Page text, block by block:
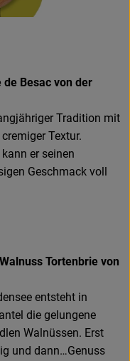
de Besac von der
Tradition mit
Textur.
er seinen
Geschmack voll
Tortenbrie von
entsteht in
die gelungene
Walnüssen. Erst
und dann…Genuss